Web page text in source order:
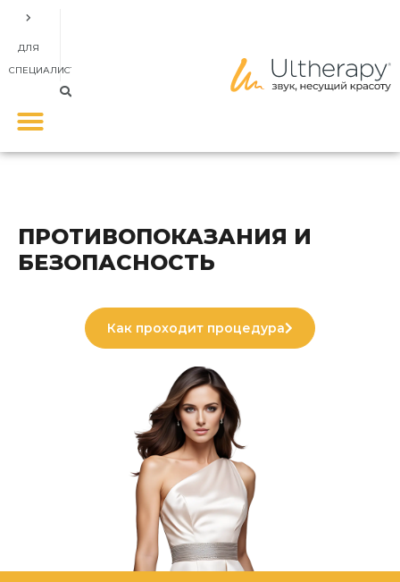
ДЛЯ
СПЕЦИАЛИСТОВ
ПРОТИВОПОКАЗАНИЯ И
БЕЗОПАСНОСТЬ
Как проходит процедура